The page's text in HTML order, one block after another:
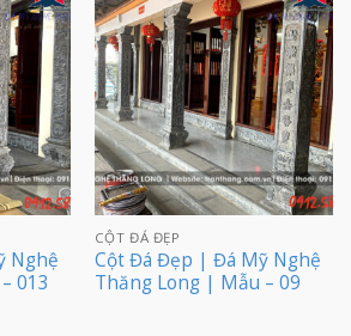
Nghệ
013
CỘT ĐÁ ĐẸP
Cột Đá Đẹp | Đá Mỹ Nghệ
Thăng Long | Mẫu – 09